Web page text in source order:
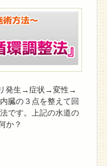
発生→症状→変性→
臓の３点を整えて回
です。上記の水道の
か？